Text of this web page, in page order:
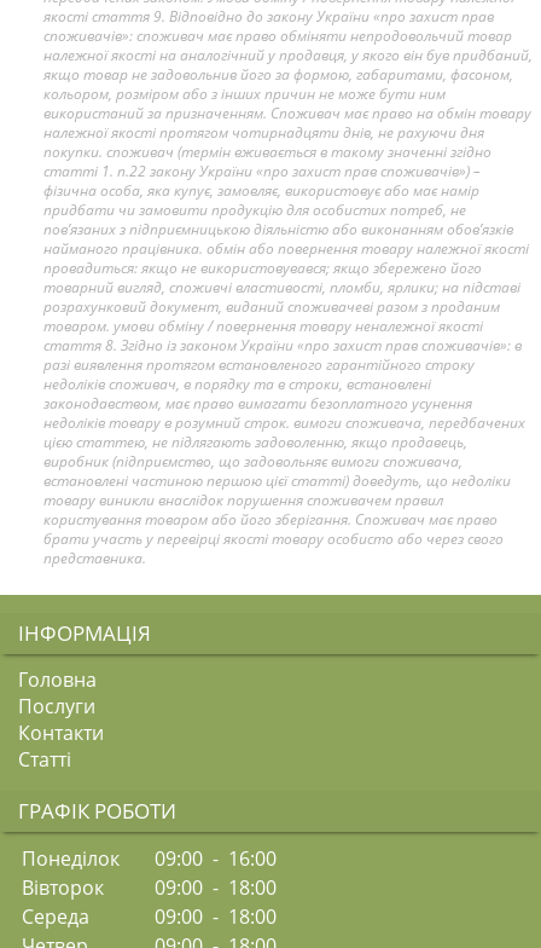
якості стаття 9. Відповідно до закону України «про захист прав
споживачів»: споживач має право обміняти непродовольчий товар
належної якості на аналогічний у продавця, у якого він був придбаний,
якщо товар не задовольнив його за формою, габаритами, фасоном,
кольором, розміром або з інших причин не може бути ним
використаний за призначенням. Споживач має право на обмін товару
належної якості протягом чотирнадцяти днів, не рахуючи дня
покупки. споживач (термін вживається в такому значенні згідно
статті 1. п.22 закону України «про захист прав споживачів») –
фізична особа, яка купує, замовляє, використовує або має намір
придбати чи замовити продукцію для особистих потреб, не
пов’язаних з підприємницькою діяльністю або виконанням обов’язків
найманого працівника. обмін або повернення товару належної якості
провадиться: якщо не використовувався; якщо збережено його
товарний вигляд, споживчі властивості, пломби, ярлики; на підставі
розрахунковий документ, виданий споживачеві разом з проданим
товаром. умови обміну / повернення товару неналежної якості
стаття 8. Згідно із законом України «про захист прав споживачів»: в
разі виявлення протягом встановленого гарантійного строку
недоліків споживач, в порядку та в строки, встановлені
законодавством, має право вимагати безоплатного усунення
недоліків товару в розумний строк. вимоги споживача, передбачених
цією статтею, не підлягають задоволенню, якщо продавець,
виробник (підприємство, що задовольняє вимоги споживача,
встановлені частиною першою цієї статті) доведуть, що недоліки
товару виникли внаслідок порушення споживачем правил
користування товаром або його зберігання. Споживач має право
брати участь у перевірці якості товару особисто або через свого
представника.
ІНФОРМАЦІЯ
Головна
Послуги
Контакти
Статті
ГРАФІК РОБОТИ
Понеділок
09:00 - 16:00
Вівторок
09:00 - 18:00
Середа
09:00 - 18:00